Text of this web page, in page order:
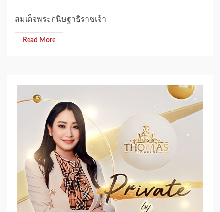
สมเด็จพระกนิษฐาธิราชเจ้า
Read More